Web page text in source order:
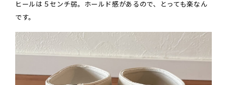
ヒールは５センチ弱。ホールド感があるので、とっても楽なん
です。